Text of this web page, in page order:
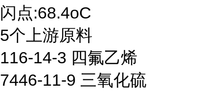
闪点:68.4oC
5个上游原料
116-14-3 四氟乙烯
7446-11-9 三氧化硫